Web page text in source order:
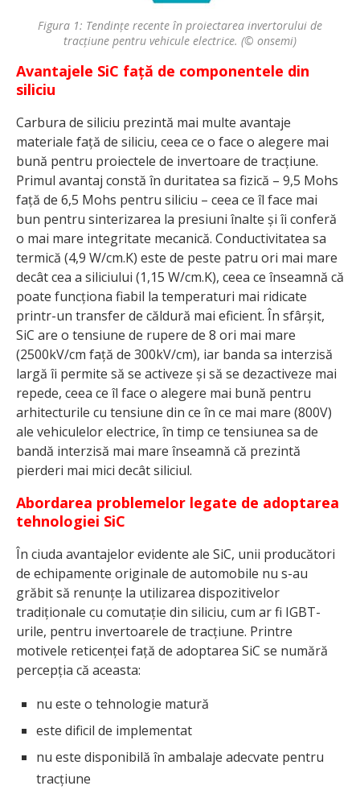
Figura 1: Tendințe recente în proiectarea invertorului de
tracțiune pentru vehicule electrice. (© onsemi)
Avantajele SiC față de componentele din
siliciu
Carbura de siliciu prezintă mai multe avantaje
materiale față de siliciu, ceea ce o face o alegere mai
bună pentru proiectele de invertoare de tracțiune.
Primul avantaj constă în duritatea sa fizică – 9,5 Mohs
față de 6,5 Mohs pentru siliciu – ceea ce îl face mai
bun pentru sinterizarea la presiuni înalte și îi conferă
o mai mare integritate mecanică. Conductivitatea sa
termică (4,9 W/cm.K) este de peste patru ori mai mare
decât cea a siliciului (1,15 W/cm.K), ceea ce înseamnă că
poate funcționa fiabil la temperaturi mai ridicate
printr-un transfer de căldură mai eficient. În sfârșit,
SiC are o tensiune de rupere de 8 ori mai mare
(2500kV/cm față de 300kV/cm), iar banda sa interzisă
largă îi permite să se activeze și să se dezactiveze mai
repede, ceea ce îl face o alegere mai bună pentru
arhitecturile cu tensiune din ce în ce mai mare (800V)
ale vehiculelor electrice, în timp ce tensiunea sa de
bandă interzisă mai mare înseamnă că prezintă
pierderi mai mici decât siliciul.
Abordarea problemelor legate de adoptarea
tehnologiei SiC
În ciuda avantajelor evidente ale SiC, unii producători
de echipamente originale de automobile nu s-au
grăbit să renunțe la utilizarea dispozitivelor
tradiționale cu comutație din siliciu, cum ar fi IGBT-
urile, pentru invertoarele de tracțiune. Printre
motivele reticenței față de adoptarea SiC se numără
percepția că aceasta:
nu este o tehnologie matură
este dificil de implementat
nu este disponibilă în ambalaje adecvate pentru
tracțiune